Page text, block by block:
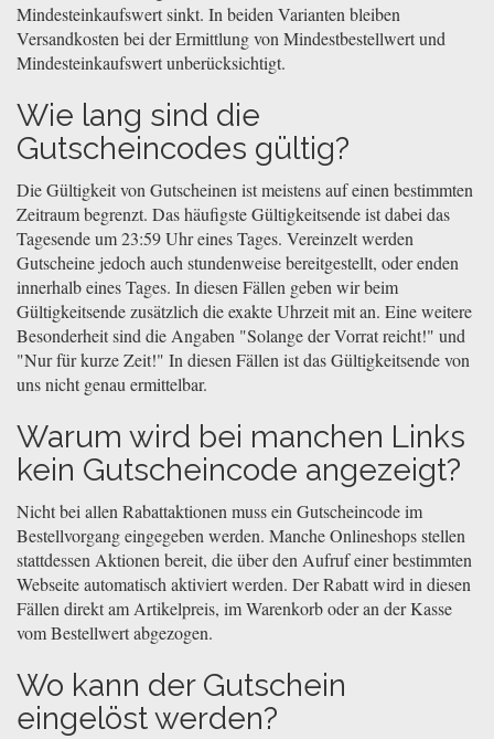
Mindesteinkaufswert sinkt. In beiden Varianten bleiben
Versandkosten bei der Ermittlung von Mindestbestellwert und
Mindesteinkaufswert unberücksichtigt.
Wie lang sind die
Gutscheincodes gültig?
Die Gültigkeit von Gutscheinen ist meistens auf einen bestimmten
Zeitraum begrenzt. Das häufigste Gültigkeitsende ist dabei das
Tagesende um 23:59 Uhr eines Tages. Vereinzelt werden
Gutscheine jedoch auch stundenweise bereitgestellt, oder enden
innerhalb eines Tages. In diesen Fällen geben wir beim
Gültigkeitsende zusätzlich die exakte Uhrzeit mit an. Eine weitere
Besonderheit sind die Angaben "Solange der Vorrat reicht!" und
"Nur für kurze Zeit!" In diesen Fällen ist das Gültigkeitsende von
uns nicht genau ermittelbar.
Warum wird bei manchen Links
kein Gutscheincode angezeigt?
Nicht bei allen Rabattaktionen muss ein Gutscheincode im
Bestellvorgang eingegeben werden. Manche Onlineshops stellen
stattdessen Aktionen bereit, die über den Aufruf einer bestimmten
Webseite automatisch aktiviert werden. Der Rabatt wird in diesen
Fällen direkt am Artikelpreis, im Warenkorb oder an der Kasse
vom Bestellwert abgezogen.
Wo kann der Gutschein
eingelöst werden?